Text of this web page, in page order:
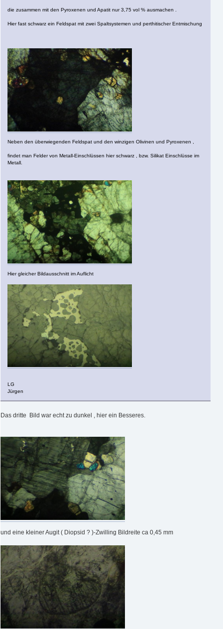
die zusammen mit den Pyroxenen und Apatit nur 3,75 vol % ausmachen .
Hier fast schwarz ein Feldspat mit zwei Spaltsystemen und perthitischer Entmischung
Neben den überwiegenden Feldspat und den winzigen Olivinen und Pyroxenen ,
findet man Felder von Metall-Einschlüssen hier schwarz , bzw. Silikat Einschlüsse im
Metall.
Hier gleicher Bildausschnitt im Auflicht
LG
Jürgen
Das dritte Bild war echt zu dunkel , hier ein Besseres.
und eine kleiner Augit ( Diopsid ? )-Zwilling Bildreite ca 0,45 mm